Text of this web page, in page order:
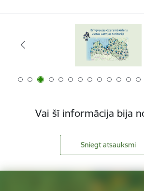
Vai šī informācija bija
Sniegt atsauksmi